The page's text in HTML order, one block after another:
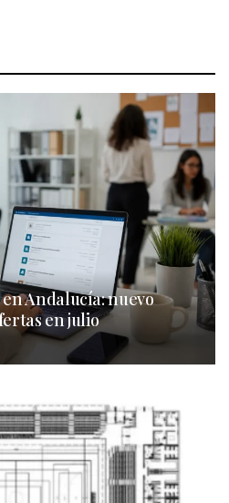
en Andalucía: nuevo
en julio